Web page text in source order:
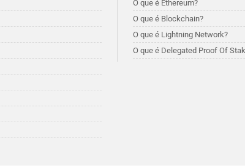
O que é Ethereum?
O que é Blockchain?
O que é Lightning Network?
O que é Delegated Proof Of